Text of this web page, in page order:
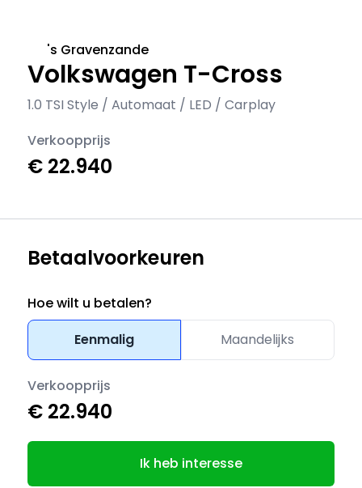
Volkswagen T-Cross
1.0 TSI Style / Automaat / LED / Carplay
's Gravenzande
Verkoopprijs
€ 22.940
Betaalvoorkeuren
Hoe wilt u betalen?
Eenmalig
Maandelijks
Verkoopprijs
€ 22.940
Ik heb interesse